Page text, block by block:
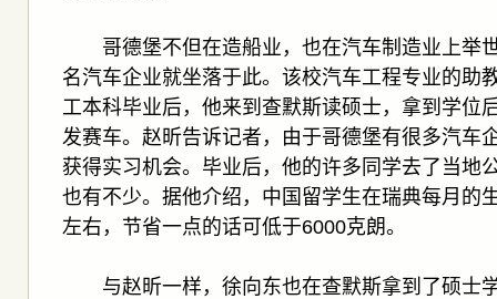
哥德堡不但在造船业，也在汽车制造业上举
名汽车企业就坐落于此。该校汽车工程专业的助
工本科毕业后，他来到查默斯读硕士，拿到学位
发赛车。赵昕告诉记者，由于哥德堡有很多汽车
获得实习机会。毕业后，他的许多同学去了当地
也有不少。据他介绍，中国留学生在瑞典每月的
左右，节省一点的话可低于6000克朗。
与赵昕一样，徐向东也在查默斯拿到了硕士